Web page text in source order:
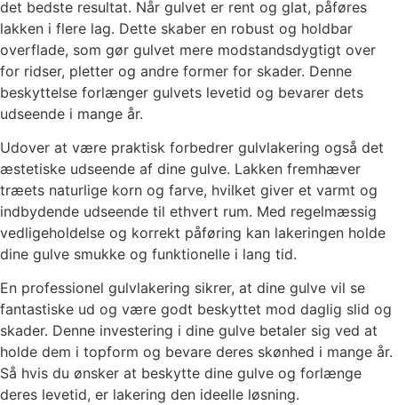
det bedste resultat. Når gulvet er rent og glat, påføres
lakken i flere lag. Dette skaber en robust og holdbar
overflade, som gør gulvet mere modstandsdygtigt over
for ridser, pletter og andre former for skader. Denne
beskyttelse forlænger gulvets levetid og bevarer dets
udseende i mange år.
Udover at være praktisk forbedrer gulvlakering også det
æstetiske udseende af dine gulve. Lakken fremhæver
træets naturlige korn og farve, hvilket giver et varmt og
indbydende udseende til ethvert rum. Med regelmæssig
vedligeholdelse og korrekt påføring kan lakeringen holde
dine gulve smukke og funktionelle i lang tid.
En professionel gulvlakering sikrer, at dine gulve vil se
fantastiske ud og være godt beskyttet mod daglig slid og
skader. Denne investering i dine gulve betaler sig ved at
holde dem i topform og bevare deres skønhed i mange år.
Så hvis du ønsker at beskytte dine gulve og forlænge
deres levetid, er lakering den ideelle løsning.